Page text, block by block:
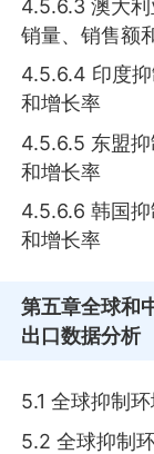
4.5.6.3 澳大
销量、销售额
4.5.6.4 印度
和增长率
4.5.6.5 东盟
和增长率
4.5.6.6 韩国
和增长率
第五章全球和
出口数据分析
5.1 全球抑制
5.2 全球抑制